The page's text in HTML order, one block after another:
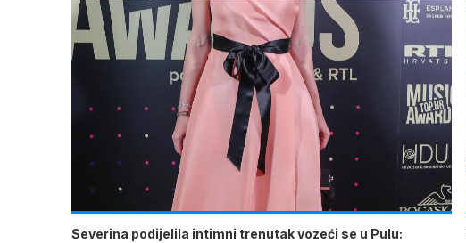
Severina podijelila intimni trenutak vozeći se u Pulu: